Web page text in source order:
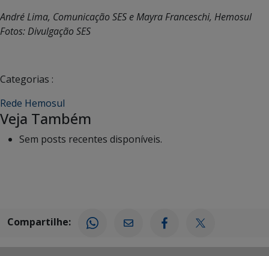
André Lima, Comunicação SES e Mayra Franceschi, Hemosul
Fotos: Divulgação SES
Categorias :
Rede Hemosul
Veja Também
Sem posts recentes disponíveis.
Compartilhe: